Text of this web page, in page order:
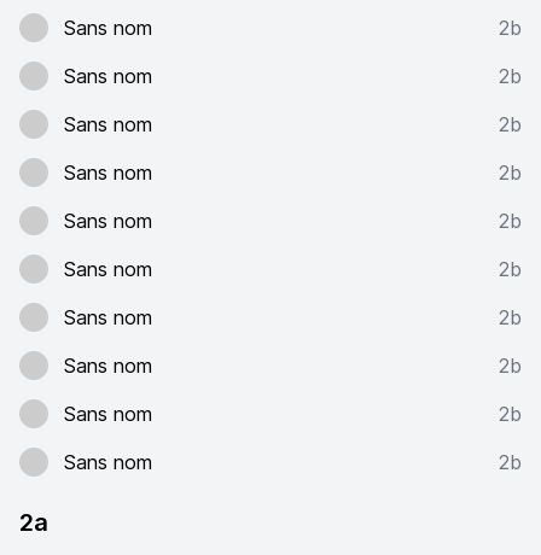
Sans nom
2b
Sans nom
2b
Sans nom
2b
Sans nom
2b
Sans nom
2b
Sans nom
2b
Sans nom
2b
Sans nom
2b
Sans nom
2b
Sans nom
2b
2a